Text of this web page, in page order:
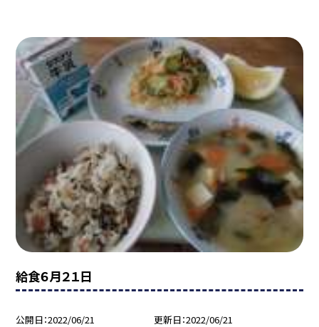
給食６月２１日
公開日 2022/06/21 更新日 2022/06/21